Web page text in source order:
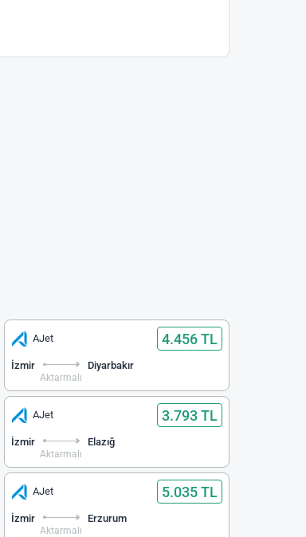
AJet 4.456 TL
İzmir
Aktarmalı
Diyarbakır
AJet 3.793 TL
İzmir
Aktarmalı
Elazığ
AJet 5.035 TL
İzmir
Aktarmalı
Erzurum